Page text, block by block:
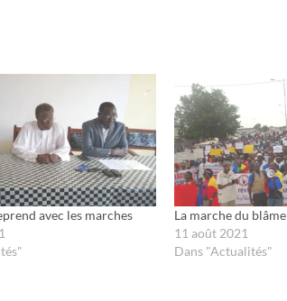
avec les marches
La marche du blâme
11 août 2021
Dans "Actualités"